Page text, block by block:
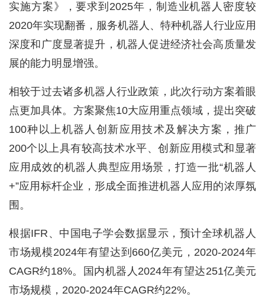
实施方案》，要求到2025年，制造业机器人密度较
2020年实现翻番，服务机器人、特种机器人行业应用
深度和广度显著提升，机器人促进经济社会高质量发
展的能力明显增强。
相较于过去诸多机器人行业政策，此次行动方案着眼
点更加具体。方案聚焦10大应用重点领域，提出突破
100种以上机器人创新应用技术及解决方案，推广
200个以上具有较高技术水平、创新应用模式和显著
应用成效的机器人典型应用场景，打造一批“机器人
+”应用标杆企业，形成全面推进机器人应用的浓厚氛
围。
根据IFR、中国电子学会数据显示，预计全球机器人
市场规模2024年有望达到660亿美元，2020-2024年
CAGR约18%。国内机器人2024年有望达251亿美元
市场规模，2020-2024年CAGR约22%。